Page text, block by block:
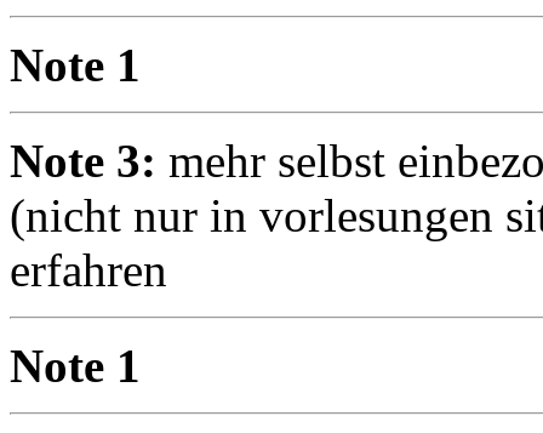
Note 1
Note 3: mehr selbst
(nicht nur in vorlesungen
erfahren
Note 1